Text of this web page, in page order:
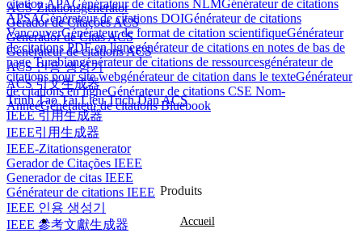
ACS-Zitationsgenerator
Gerador de Citações ACS
Generador de Citas ACS
Générateur de citations ACS
ACS 인용 생성기
ACS 引文生成器
Trình Tạo Tài Liệu Trích Dẫn ACS
IEEE 引用生成器
IEEE引用生成器
IEEE-Zitationsgenerator
Gerador de Citações IEEE
Generador de citas IEEE
Générateur de citations IEEE
IEEE 인용 생성기
IEEE 參考文獻生成器
citation APAGénérateur de citations NLMGénérateur de citations
APSAGénérateur de citations DOIGénérateur de citations
VancouverGénérateur de format de citation scientifiqueGénérateur
de citations PDF en lignegénérateur de citations en notes de bas de
page Turabiangénérateur de citations de ressourcesgénérateur de
citations pour site webgénérateur de citation dans le texteGénérateur
de citations en ligneGénérateur de citations CSE Nom-
AnneéGénérateur de citations Bluebook
Produits
Accueil